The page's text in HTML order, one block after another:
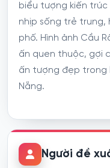
biểu tượng kiến
nhịp sống trẻ trung,
phố. Hình ảnh Cầu
ấn quen thuộc, gợi
ấn tượng đẹp trong
Nẵng.
Người đề